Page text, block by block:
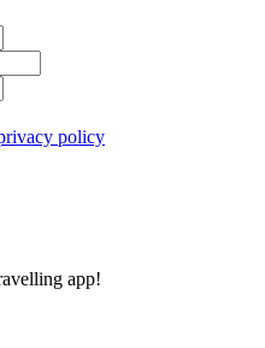
policy
app!